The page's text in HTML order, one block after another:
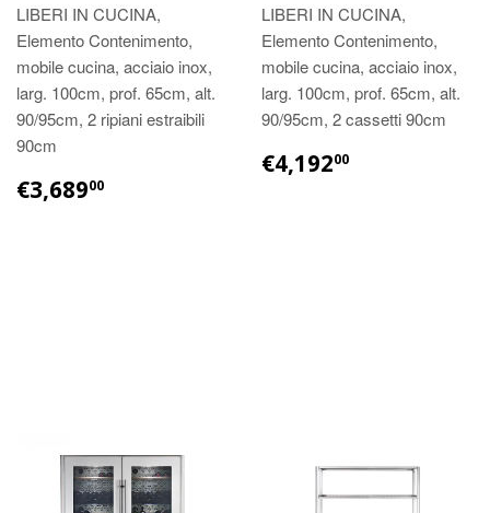
LIBERI IN CUCINA,
Elemento Contenimento,
mobile cucina, acciaio inox,
larg. 100cm, prof. 65cm, alt.
90/95cm, 2 ripiani estraibili
90cm
€3,68900
LIBERI IN CUCINA,
Elemento Contenimento,
mobile cucina, acciaio inox,
larg. 100cm, prof. 65cm, alt.
90/95cm, 2 cassetti 90cm
€4,19200